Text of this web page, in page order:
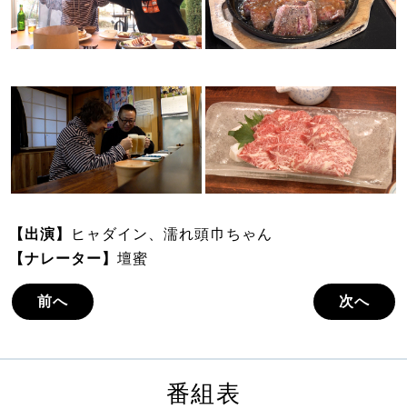
【出演】
ヒャダイン、濡れ頭巾ちゃん
【ナレーター】壇蜜
前へ 次へ
番組表